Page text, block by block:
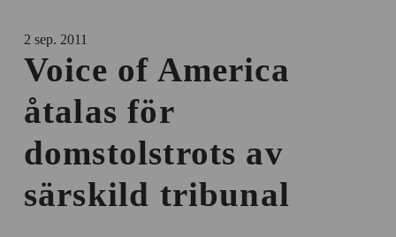
2 sep. 2011
Voice of America
åtalas för
domstolstrots av
särskild tribunal